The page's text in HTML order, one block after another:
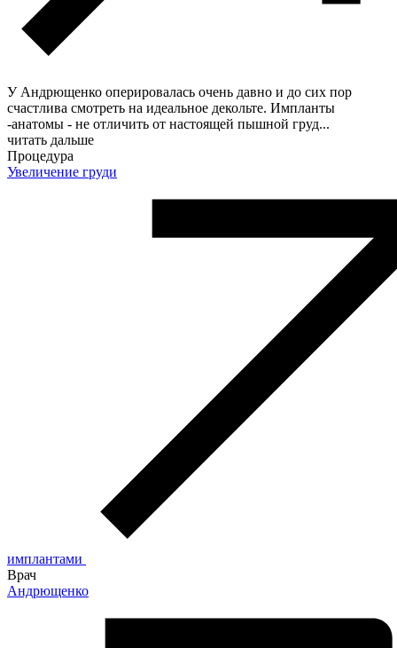
У Андрющенко оперировалась очень давно и до сих пор
счастлива смотреть на идеальное декольте. Импланты
-анатомы - не отличить от настоящей пышной груд...
читать дальше
Процедура
Увеличение груди
имплантами
Врач
Андрющенко